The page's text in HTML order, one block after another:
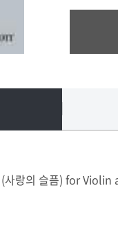
랑의 슬픔) for Violin